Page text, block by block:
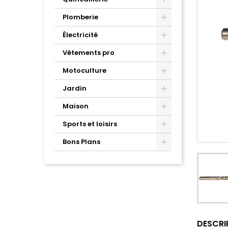
Plomberie
Électricité
Vêtements pro
Motoculture
Jardin
Maison
Sports et loisirs
Bons Plans